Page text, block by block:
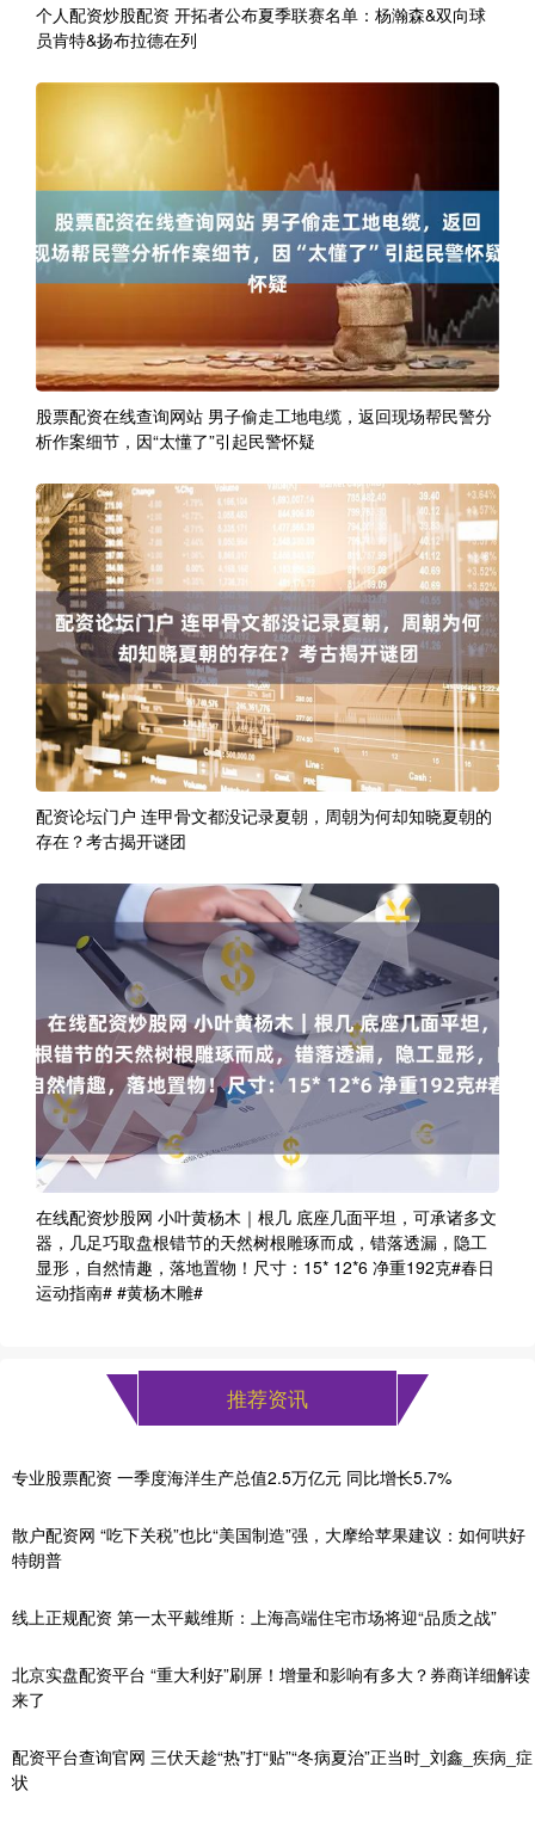
个人配资炒股配资 开拓者公布夏季联赛名单：杨瀚森&双向球
员肯特&扬布拉德在列
股票配资在线查询网站 男子偷走工地电缆，返回现场帮民警分
析作案细节，因“太懂了”引起民警怀疑
配资论坛门户 连甲骨文都没记录夏朝，周朝为何却知晓夏朝的
存在？考古揭开谜团
在线配资炒股网 小叶黄杨木｜根几 底座几面平坦，可承诸多文
器，几足巧取盘根错节的天然树根雕琢而成，错落透漏，隐工
显形，自然情趣，落地置物！尺寸：15* 12*6 净重192克#春日
运动指南# #黄杨木雕#
推荐资讯
专业股票配资 一季度海洋生产总值2.5万亿元 同比增长5.7%
散户配资网 “吃下关税”也比“美国制造”强，大摩给苹果建议：如何哄好
特朗普
线上正规配资 第一太平戴维斯：上海高端住宅市场将迎“品质之战”
北京实盘配资平台 “重大利好”刷屏！增量和影响有多大？券商详细解读
来了
配资平台查询官网 三伏天趁“热”打“贴”“冬病夏治”正当时_刘鑫_疾病_症
状